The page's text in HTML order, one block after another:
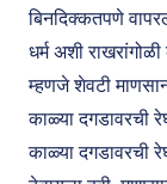
बिनदिक्कतपणे
धर्म अशी
म्हणजे शेवटी
काळ्या दगडावरची
काळ्या दगडावरची